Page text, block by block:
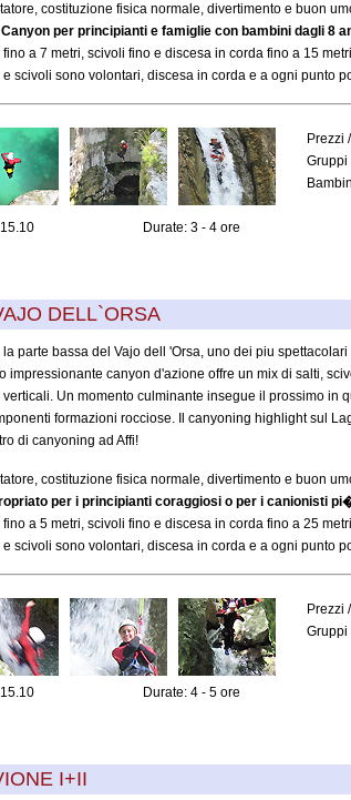
costituzione fisica normale, divertimento e buon
Canyon per principianti e famiglie con bambini dagli 8
fino a 7 metri, scivoli fino e discesa in corda fino a 15 metri
e scivoli sono volontari, discesa in corda e a ogni punto
Prezzi
Gruppi
Durate: 3 - 4 ore
DELL`ORSA
la parte bassa del Vajo dell 'Orsa, uno dei piu
impressionante canyon d'azione offre un mix di salti,
Un momento culminante insegue il prossimo in
formazioni rocciose. Il canyoning highlight sul
di canyoning ad Affi!
costituzione fisica normale, divertimento e buon
per i principianti coraggiosi o per i canionisti
fino a 5 metri, scivoli fino e discesa in corda fino a 25 metri
e scivoli sono volontari, discesa in corda e a ogni punto
Prezzi
Gruppi
Durate: 4 - 5 ore
I+II